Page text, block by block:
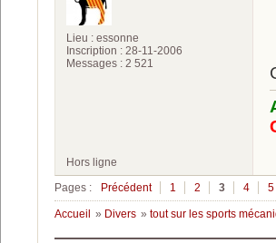
Lieu : essonne
Inscription : 28-11-2006
Messages : 2 521
Hors ligne
Pages :
Précédent 1 2 3 4 5
Accueil » Divers » tout sur les sports